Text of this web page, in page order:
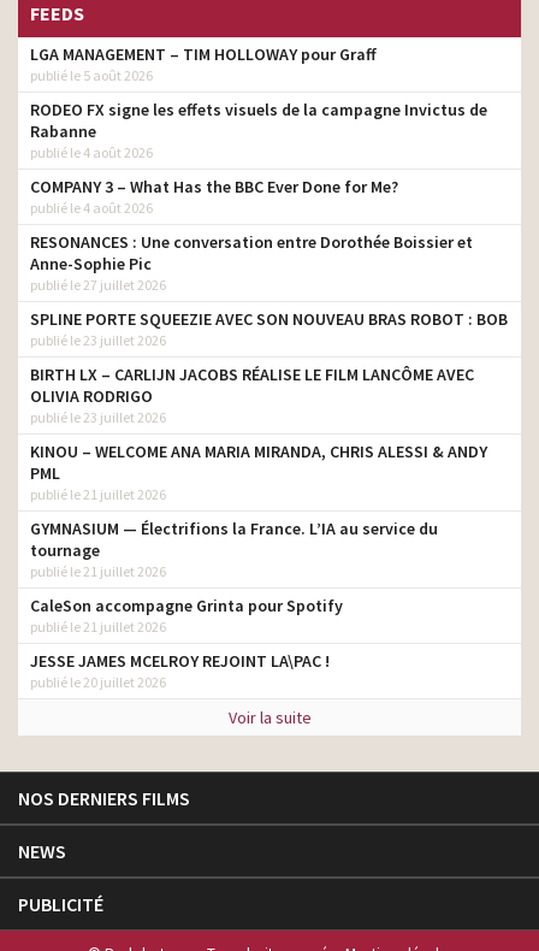
FEEDS
LGA MANAGEMENT – TIM HOLLOWAY pour Graff
publié le 5 août 2026
RODEO FX signe les effets visuels de la campagne Invictus de
Rabanne
publié le 4 août 2026
COMPANY 3 – What Has the BBC Ever Done for Me?
publié le 4 août 2026
RESONANCES : Une conversation entre Dorothée Boissier et
Anne-Sophie Pic
publié le 27 juillet 2026
SPLINE PORTE SQUEEZIE AVEC SON NOUVEAU BRAS ROBOT : BOB
publié le 23 juillet 2026
BIRTH LX – CARLIJN JACOBS RÉALISE LE FILM LANCÔME AVEC
OLIVIA RODRIGO
publié le 23 juillet 2026
KINOU – WELCOME ANA MARIA MIRANDA, CHRIS ALESSI & ANDY
PML
publié le 21 juillet 2026
GYMNASIUM — Électrifions la France. L’IA au service du
tournage
publié le 21 juillet 2026
CaleSon accompagne Grinta pour Spotify
publié le 21 juillet 2026
JESSE JAMES MCELROY REJOINT LA\PAC !
publié le 20 juillet 2026
Voir la suite
NOS DERNIERS FILMS
NEWS
PUBLICITÉ